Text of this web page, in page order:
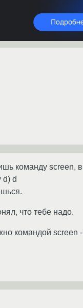
команду screen,
d) d
что тебе надо.
командой screen -